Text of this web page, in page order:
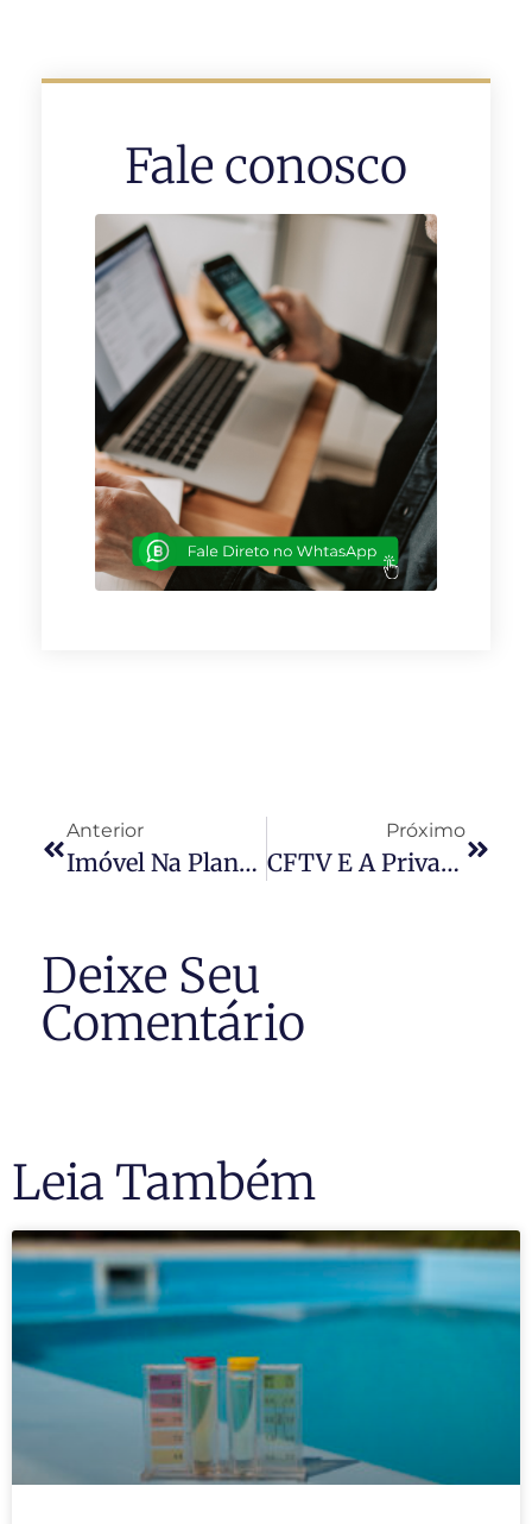
Fale conosco
Anterior
Imóvel Na Planta: Atenção Na Hora Da Compra
Próximo
CFTV E A Privacidade Nos Condomínios: A Segurança Coletiva Como Prioridade
Deixe Seu
Comentário
Leia Também